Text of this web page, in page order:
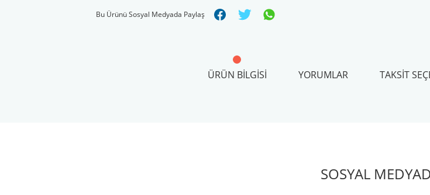
Bu Ürünü Sosyal Medyada Paylaş
ÜRÜN BILGISI YORUMLAR TAKSIT
SOSYAL